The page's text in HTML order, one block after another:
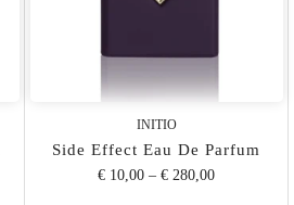
INITIO
Side Effect Eau De Parfum
€ 10,00–€ 280,00